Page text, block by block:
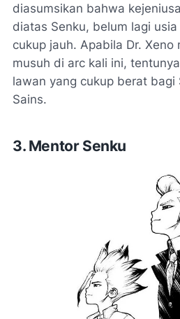
diasumsikan bahwa
diatas Senku, belum lagi
cukup jauh. Apabila Dr. Xeno
musuh di arc kali ini,
lawan yang cukup berat bagi
Sains.
3. Mentor Senku